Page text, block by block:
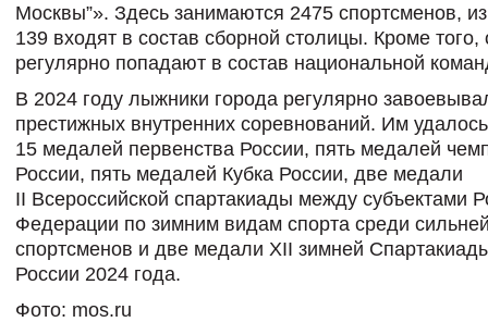
Москвы”». Здесь занимаются 2475 спортсменов,
139 входят в состав сборной столицы. Кроме того,
регулярно попадают в состав национальной
В 2024 году лыжники города регулярно
престижных внутренних соревнований. Им
15 медалей первенства России, пять медалей
России, пять медалей Кубка России, две медали
II Всероссийской спартакиады между субъектами
Федерации по зимним видам спорта среди
спортсменов и две медали ХII зимней
России 2024 года.
Фото: mos.ru